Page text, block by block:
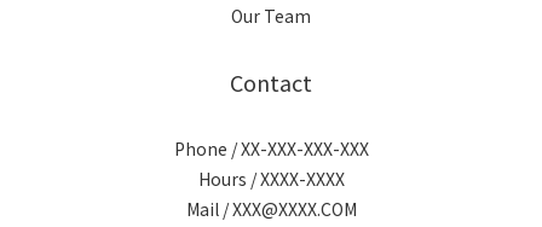
Our Team
Contact
Phone / XX-XXX-XXX-XXX
Hours / XXXX-XXXX
Mail / XXX@XXXX.COM